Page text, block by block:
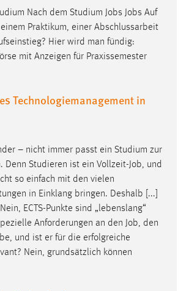
Nach dem Studium Jobs Jobs Auf
Praktikum, einer Abschlussarbeit
Hier wird man fündig:
mit Anzeigen für Praxissemester
Technologiemanagement in
– nicht immer passt ein Studium zur
Denn Studieren ist ein Vollzeit-Job, und
so einfach mit den vielen
in Einklang bringen. Deshalb [...]
ECTS-Punkte sind „lebenslang“
Anforderungen an den Job, den
und ist er für die erfolgreiche
Nein, grundsätzlich können